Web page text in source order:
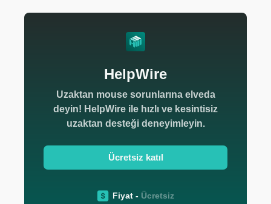
HelpWire
Uzaktan mouse sorunlarına elveda
deyin! HelpWire ile hızlı ve kesintisiz
uzaktan desteği deneyimleyin.
Ücretsiz katıl
Fiyat - Ücretsiz